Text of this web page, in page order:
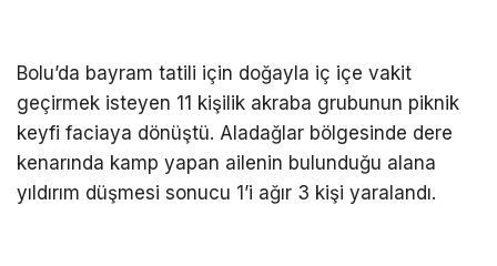
Bolu’da bayram tatili için doğayla iç içe vakit
geçirmek isteyen 11 kişilik akraba grubunun piknik
keyfi faciaya dönüştü. Aladağlar bölgesinde dere
kenarında kamp yapan ailenin bulunduğu alana
yıldırım düşmesi sonucu 1’i ağır 3 kişi yaralandı.